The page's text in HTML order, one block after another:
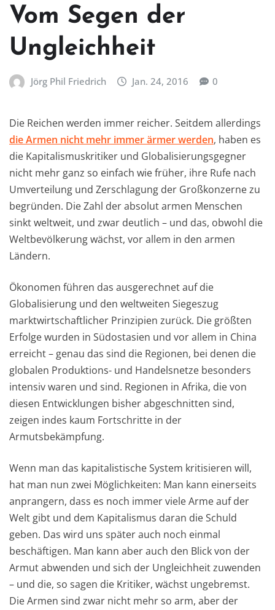
Vom Segen der
Ungleichheit
Jörg Phil Friedrich Jan. 24, 2016 0
Die Reichen werden immer reicher. Seitdem allerdings
die Armen nicht mehr immer ärmer werden, haben es
die Kapitalismuskritiker und Globalisierungsgegner
nicht mehr ganz so einfach wie früher, ihre Rufe nach
Umverteilung und Zerschlagung der Großkonzerne zu
begründen. Die Zahl der absolut armen Menschen
sinkt weltweit, und zwar deutlich – und das, obwohl die
Weltbevölkerung wächst, vor allem in den armen
Ländern.
Ökonomen führen das ausgerechnet auf die
Globalisierung und den weltweiten Siegeszug
marktwirtschaftlicher Prinzipien zurück. Die größten
Erfolge wurden in Südostasien und vor allem in China
erreicht – genau das sind die Regionen, bei denen die
globalen Produktions- und Handelsnetze besonders
intensiv waren und sind. Regionen in Afrika, die von
diesen Entwicklungen bisher abgeschnitten sind,
zeigen indes kaum Fortschritte in der
Armutsbekämpfung.
Wenn man das kapitalistische System kritisieren will,
hat man nun zwei Möglichkeiten: Man kann einerseits
anprangern, dass es noch immer viele Arme auf der
Welt gibt und dem Kapitalismus daran die Schuld
geben. Das wird uns später auch noch einmal
beschäftigen. Man kann aber auch den Blick von der
Armut abwenden und sich der Ungleichheit zuwenden
– und die, so sagen die Kritiker, wächst ungebremst.
Die Armen sind zwar nicht mehr so arm, aber der